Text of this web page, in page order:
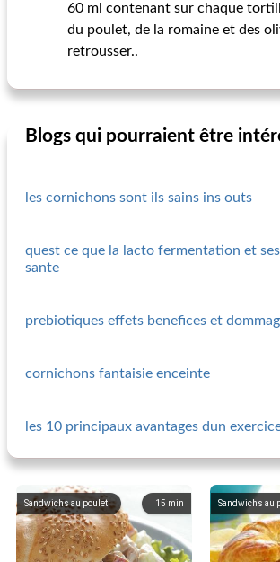
60 ml contenant sur chaque
du poulet, de la romaine et des
retrousser..
Blogs qui pourraient être
les cornichons sont ils sains ins outs
quest ce que la lacto fermentation et
sante
prebiotiques effets benefices et
cornichons fantaisie enceinte
les 10 principaux avantages dun
15 min
Sandwichs au poulet Sandwichs au